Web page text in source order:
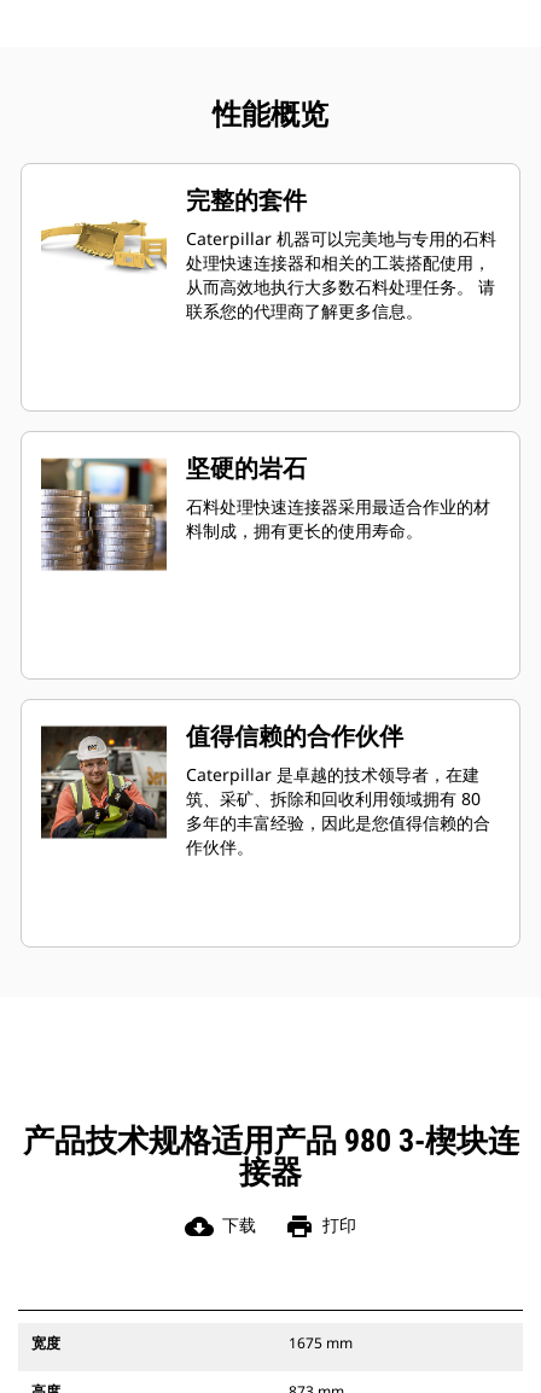
性能概览
完整的套件
Caterpillar 机器可以完美地与专用的石料
处理快速连接器和相关的工装搭配使用，
从而高效地执行大多数石料处理任务。 请
联系您的代理商了解更多信息。
坚硬的岩石
石料处理快速连接器采用最适合作业的材
料制成，拥有更长的使用寿命。
值得信赖的合作伙伴
Caterpillar 是卓越的技术领导者，在建
筑、采矿、拆除和回收利用领域拥有 80
多年的丰富经验，因此是您值得信赖的合
作伙伴。
产品技术规格适用产品 980 3-楔块连
接器
cloud_download 下载 print 打印
宽度 1675 mm